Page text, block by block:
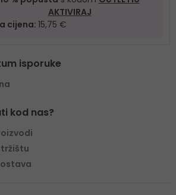
AKTIVIRAJ
cijena:15,75 €
isporuke
kod nas?